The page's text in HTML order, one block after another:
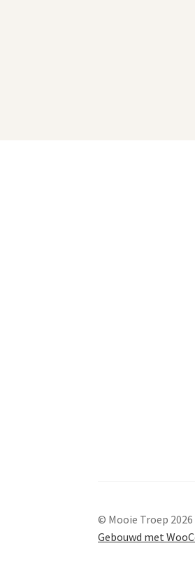
© Mooie Troep 2026
Gebouwd met